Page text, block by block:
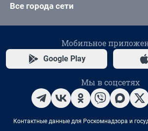
Все города сети
Мобильное
Google Play
Мы в соцсетях
Контактные данные для Роскомнадзора и